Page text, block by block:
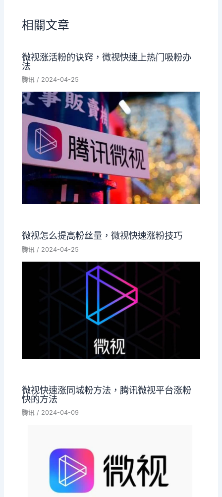
相關文章
微视涨活粉的诀窍，微视快速上热门吸粉办
法
腾讯 / 2024-04-25
微视怎么提高粉丝量，微视快速涨粉技巧
腾讯 / 2024-04-25
微视快速涨同城粉方法，腾讯微视平台涨粉
快的方法
腾讯 / 2024-04-09